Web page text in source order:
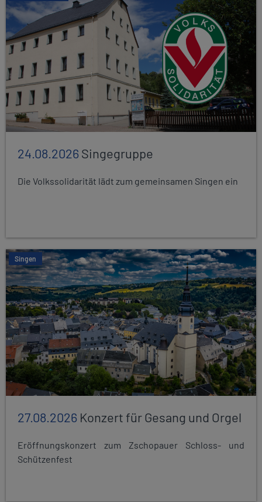
24.08.2026Singegruppe
Die Volkssolidarität lädt zum gemeinsamen Singen ein
Singen
27.08.2026 Konzert für Gesang und Orgel
Eröffnungskonzert zum Zschopauer Schloss- und
Schützenfest